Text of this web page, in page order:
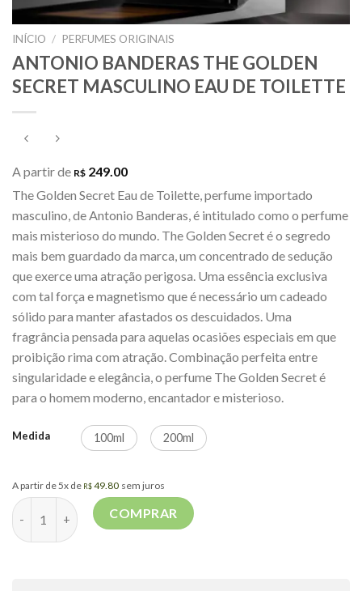
INÍCIO / PERFUMES ORIGINAIS
ANTONIO BANDERAS THE GOLDEN
SECRET MASCULINO EAU DE TOILETTE
A partir de R$ 249.00
The Golden Secret Eau de Toilette, perfume importado
masculino, de Antonio Banderas, é intitulado como o perfume
mais misterioso do mundo. The Golden Secret é o segredo
mais bem guardado da marca, um concentrado de sedução
que exerce uma atração perigosa. Uma essência exclusiva
com tal força e magnetismo que é necessário um cadeado
sólido para manter afastados os descuidados. Uma
fragrância pensada para aquelas ocasiões especiais em que
proibição rima com atração. Combinação perfeita entre
singularidade e elegância, o perfume The Golden Secret é
para o homem moderno, encantador e misterioso.
Medida 100ml 200ml
A partir de 5x de R$49.80 sem juros
ANTONIO BANDERAS THE GOLDEN SECRET MASCULINO
COMPRAR